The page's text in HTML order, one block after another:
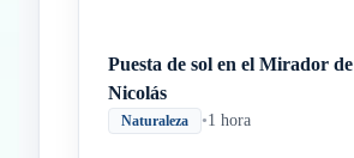
Puesta de sol en el Mirador
Nicolás
Naturaleza •1 hora